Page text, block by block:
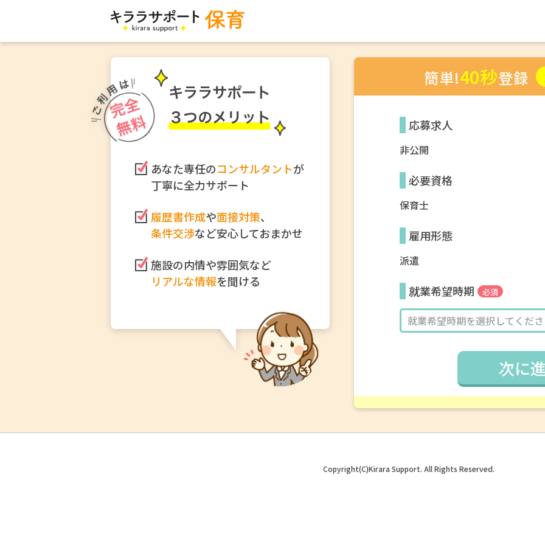
簡単!40秒登録
応募求人
非公開
必要資格
保育士
雇用形態
派遣
就業希望時期 必須
次に
あなた専任のコンサルタントが
丁寧に全力サポート
履歴書作成や面接対策、
条件交渉など安心しておまかせ
施設の内情や雰囲気など
リアルな情報を聞ける
Copyright(C)Kirara Support. All Rights Reserved.